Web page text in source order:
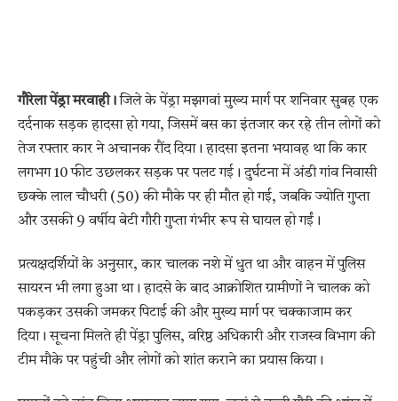
गौरेला पेंड्रा मरवाही। जिले के पेंड्रा मझगवां मुख्य मार्ग पर शनिवार सुबह एक
दर्दनाक सड़क हादसा हो गया, जिसमें बस का इंतजार कर रहे तीन लोगों को
तेज रफ्तार कार ने अचानक रौंद दिया। हादसा इतना भयावह था कि कार
लगभग 10 फीट उछलकर सड़क पर पलट गई। दुर्घटना में अंडी गांव निवासी
छक्के लाल चौधरी (50) की मौके पर ही मौत हो गई, जबकि ज्योति गुप्ता
और उसकी 9 वर्षीय बेटी गौरी गुप्ता गंभीर रूप से घायल हो गईं।
प्रत्यक्षदर्शियों के अनुसार, कार चालक नशे में धुत था और वाहन में पुलिस
सायरन भी लगा हुआ था। हादसे के बाद आक्रोशित ग्रामीणों ने चालक को
पकड़कर उसकी जमकर पिटाई की और मुख्य मार्ग पर चक्काजाम कर
दिया। सूचना मिलते ही पेंड्रा पुलिस, वरिष्ठ अधिकारी और राजस्व विभाग की
टीम मौके पर पहुंची और लोगों को शांत कराने का प्रयास किया।